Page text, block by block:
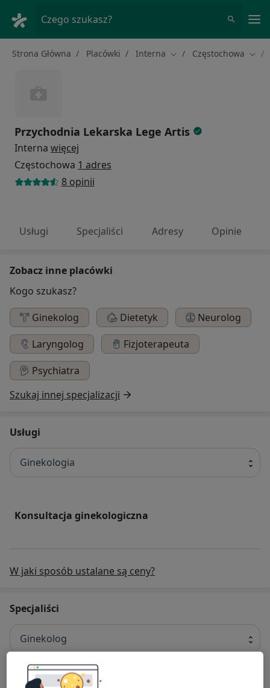
Czego szukasz?
Strona Główna Placówki Interna Zmień miasto
Częstochowa
Przychodnia Lekarska Lege Artis
Interna więcej
Częstochowa 1 adres
8 opinii
Usługi Specjaliści Adresy Opinie
Zobacz inne placówki
Kogo szukasz?
Ginekolog
Dietetyk
Neurolog
Laryngolog
Fizjoterapeuta
Psychiatra
Szukaj innej specjalizacji
Usługi
Ginekologia
Konsultacja ginekologiczna
W jaki sposób ustalane są ceny?
Specjaliści
Ginekolog